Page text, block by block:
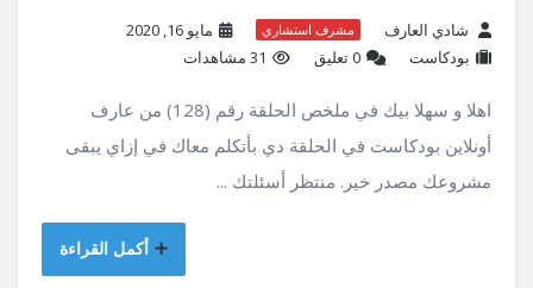
شادي العارف مشرف استشاري
مايو 16, 2020
بودكاست
‫0 تعليق 31 مشاهدات
اهلا و سهلا بيك في ملخص الحلقة رقم (128) من عارف
أونلاين بودكاست في الحلقة دي بأتكلم معاك في إزاي يبقى
مشروعك مصدر خير. منتظر أسئلتك ...
أكمل القراءة